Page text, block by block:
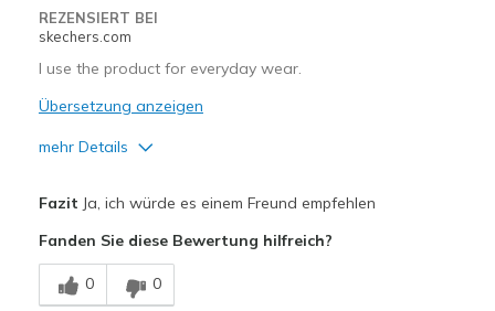
REZENSIERT BEI
skechers.com
I use the product for everyday wear.
Übersetzung anzeigen
mehr Details
Nachteile
The style took some getting used to because it d
Fazit Ja, ich würde es einem Freund empfehlen
Fanden Sie diese Bewertung hilfreich?
0 0